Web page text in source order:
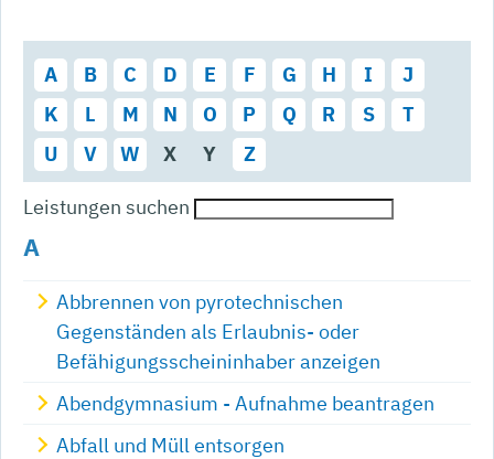
A B C D E F G H I
J
K
L M N O P Q R S
T
U
V W X Y Z
Leistungen suchen
A
Abbrennen von pyrotechnischen
Gegenständen als Erlaubnis- oder
Befähigungsscheininhaber anzeigen
Abendgymnasium - Aufnahme beantragen
Abfall und Müll entsorgen